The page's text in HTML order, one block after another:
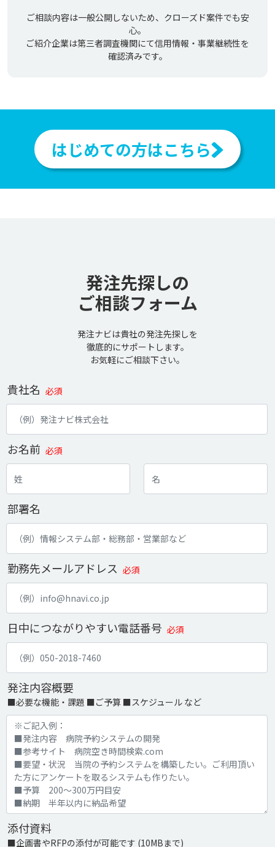
ご相談内容は一般公開しないため、クローズド案件でも安
心。
ご紹介企業は第三者調査機関にて信用情報・事業継続性を
確認済みです。
はじめての方はこちら
発注先探しの
ご相談フォーム
発注ナビは貴社の発注先探しを
徹底的にサポートします。
お気軽にご相談下さい。
貴社名 必須
お名前 必須
部署名
勤務先メールアドレス 必須
日中につながりやすい電話番号 必須
発注内容概要
■必要な機能・課題 ■ご予算 ■スケジュール など
添付資料
■企画書やRFPの添付が可能です (10MBまで)